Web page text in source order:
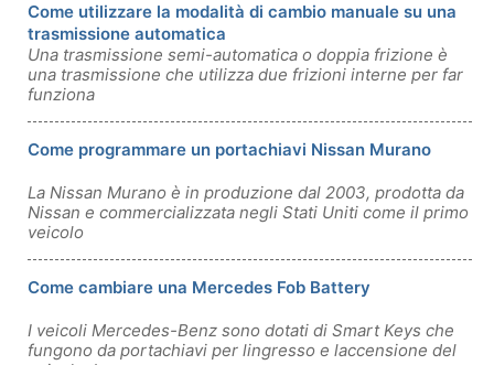
Come utilizzare la modalità di cambio manuale su una
trasmissione automatica
Una trasmissione semi-automatica o doppia frizione è
una trasmissione che utilizza due frizioni interne per far
funziona
Come programmare un portachiavi Nissan Murano
La Nissan Murano è in produzione dal 2003, prodotta da
Nissan e commercializzata negli Stati Uniti come il primo
veicolo
Come cambiare una Mercedes Fob Battery
I veicoli Mercedes-Benz sono dotati di Smart Keys che
fungono da portachiavi per lingresso e laccensione del